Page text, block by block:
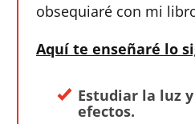
obsequiaré con mi
Aquí te enseñaré lo
Estudiar la luz
efectos.